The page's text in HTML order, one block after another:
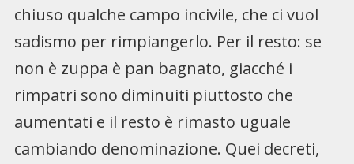
chiuso qualche campo incivile, che ci vuol
sadismo per rimpiangerlo. Per il resto: se
non è zuppa è pan bagnato, giacché i
rimpatri sono diminuiti piuttosto che
aumentati e il resto è rimasto uguale
cambiando denominazione. Quei decreti,